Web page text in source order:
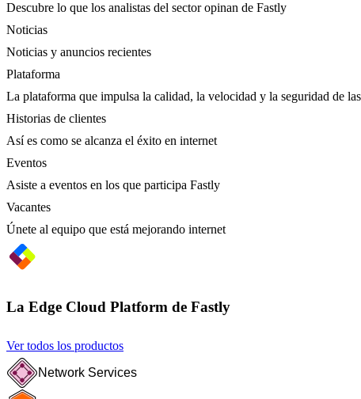
Descubre lo que los analistas del sector opinan de Fastly
Noticias
Noticias y anuncios recientes
Plataforma
La plataforma que impulsa la calidad, la velocidad y la seguridad de
Historias de clientes
Así es como se alcanza el éxito en internet
Eventos
Asiste a eventos en los que participa Fastly
Vacantes
Únete al equipo que está mejorando internet
La Edge Cloud Platform de Fastly
Ver todos los productos
Network Services